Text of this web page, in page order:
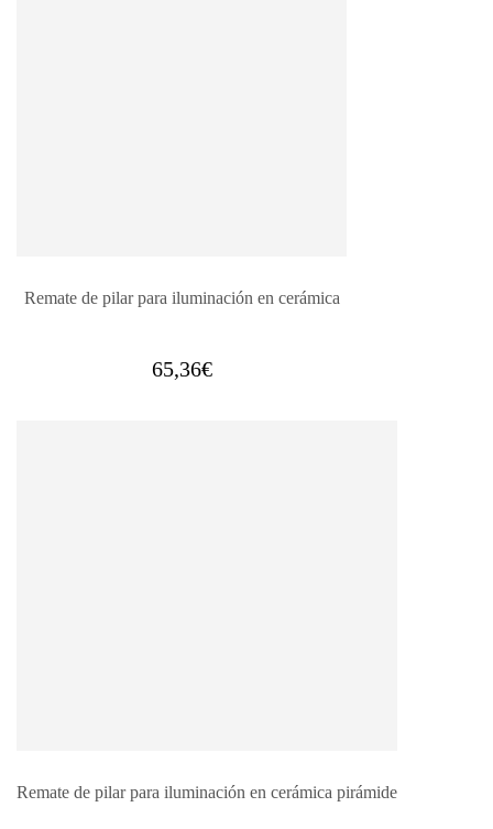
Remate de pilar para iluminación en cerámica
65,36€
Remate de pilar para iluminación en cerámica pirámide